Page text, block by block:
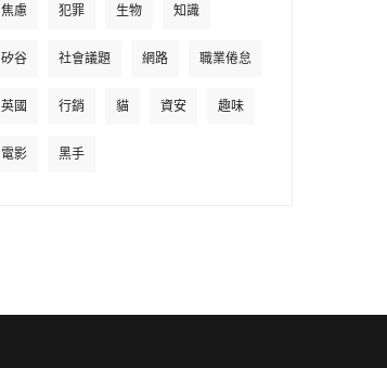
焦慮 犯罪 生物 知識
矽谷 社會議題 網路 職業倦怠
英國 行銷 貓 資安 趣味
電影 黑手